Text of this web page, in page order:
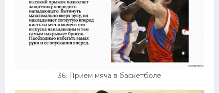
36. Прием мяча в баскетболе